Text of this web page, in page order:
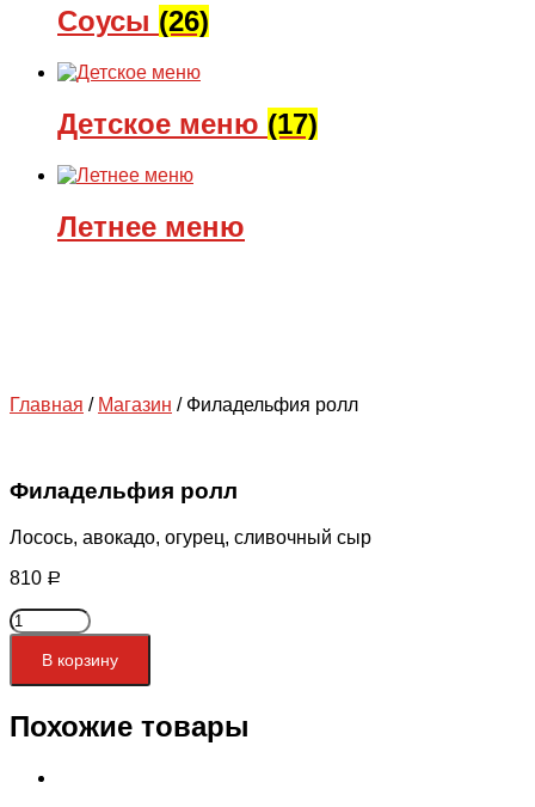
Соусы (26)
Детское меню (17)
Летнее меню
Главная / Магазин / Филадельфия ролл
Филадельфия ролл
Лосось, авокадо, огурец, сливочный сыр
810 Р
Количество
товара
Филадельфия
ролл
В корзину
Похожие товары